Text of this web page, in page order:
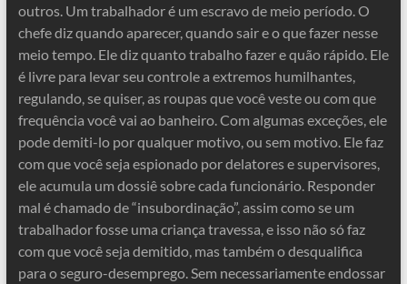
outros. Um trabalhador é um escravo de meio período. O
chefe diz quando aparecer, quando sair e o que fazer nesse
meio tempo. Ele diz quanto trabalho fazer e quão rápido. Ele
é livre para levar seu controle a extremos humilhantes,
regulando, se quiser, as roupas que você veste ou com que
frequência você vai ao banheiro. Com algumas exceções, ele
pode demiti-lo por qualquer motivo, ou sem motivo. Ele faz
com que você seja espionado por delatores e supervisores,
ele acumula um dossiê sobre cada funcionário. Responder
mal é chamado de “insubordinação”, assim como se um
trabalhador fosse uma criança travessa, e isso não só faz
com que você seja demitido, mas também o desqualifica
para o seguro-desemprego. Sem necessariamente endossar